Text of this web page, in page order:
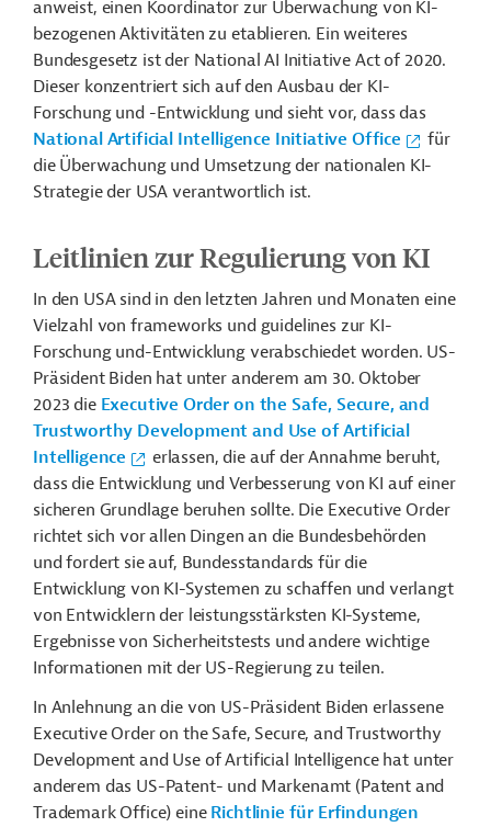
anweist, einen Koordinator zur Überwachung von KI-
bezogenen Aktivitäten zu etablieren. Ein weiteres
Bundesgesetz ist der National AI Initiative Act of 2020.
Dieser konzentriert sich auf den Ausbau der KI-
Forschung und -Entwicklung und sieht vor, dass das
National Artificial Intelligence Initiative Office
für
die Überwachung und Umsetzung der nationalen KI-
Strategie der USA verantwortlich ist.
Leitlinien zur Regulierung von KI
In den USA sind in den letzten Jahren und Monaten eine
Vielzahl von frameworks und guidelines zur KI-
Forschung und-Entwicklung verabschiedet worden. US-
Präsident Biden hat unter anderem am 30. Oktober
2023 die Executive Order on the Safe, Secure, and
Trustworthy Development and Use of Artificial
Intelligence
erlassen, die auf der Annahme beruht,
dass die Entwicklung und Verbesserung von KI auf einer
sicheren Grundlage beruhen sollte. Die Executive Order
richtet sich vor allen Dingen an die Bundesbehörden
und fordert sie auf, Bundesstandards für die
Entwicklung von KI-Systemen zu schaffen und verlangt
von Entwicklern der leistungsstärksten KI-Systeme,
Ergebnisse von Sicherheitstests und andere wichtige
Informationen mit der US-Regierung zu teilen.
In Anlehnung an die von US-Präsident Biden erlassene
Executive Order on the Safe, Secure, and Trustworthy
Development and Use of Artificial Intelligence hat unter
anderem das US-Patent- und Markenamt (Patent and
Trademark Office) eine Richtlinie für Erfindungen